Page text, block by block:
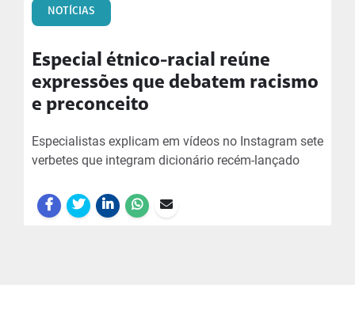
NOTÍCIAS
Especial étnico-racial reúne
expressões que debatem racismo
e preconceito
Especialistas explicam em vídeos no Instagram sete
verbetes que integram dicionário recém-lançado